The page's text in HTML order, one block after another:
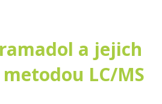
a jejich
LC/MS